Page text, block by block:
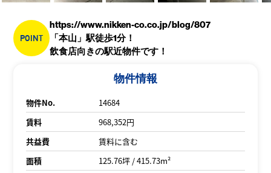
POINT
https://www.nikken-co.co.jp/blog/807
「本山」駅徒歩1分！
飲食店向きの駅近物件です！
物件情報
物件No.
14684
賃料
968,352円
共益費
賃料に含む
面積
125.76坪 / 415.73m²